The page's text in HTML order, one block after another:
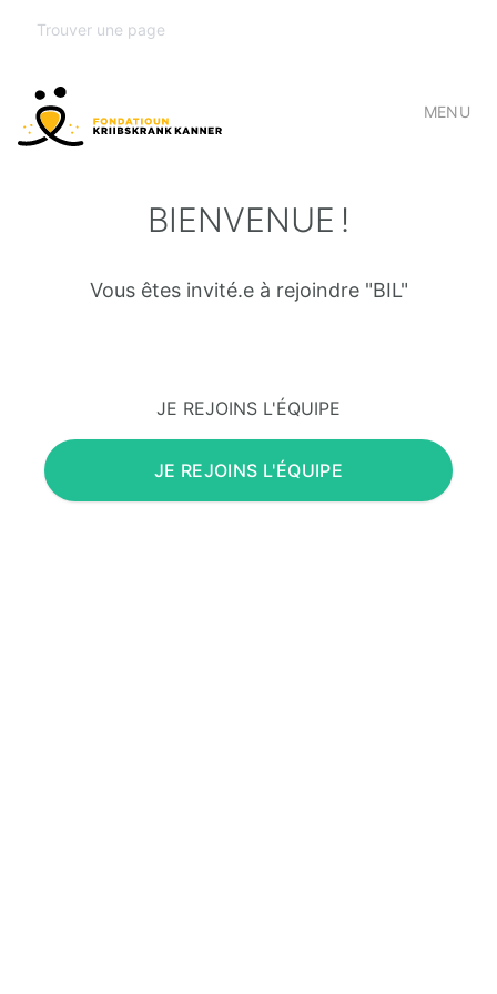
MENU
BIENVENUE !
Vous êtes invité.e à rejoindre "BIL"
JE REJOINS L'ÉQUIPE
JE REJOINS L'ÉQUIPE